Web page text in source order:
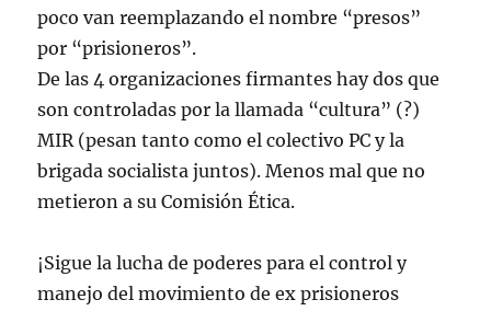
poco van reemplazando el nombre “presos”
por “prisioneros”.
De las 4 organizaciones firmantes hay dos que
son controladas por la llamada “cultura” (?)
MIR (pesan tanto como el colectivo PC y la
brigada socialista juntos). Menos mal que no
metieron a su Comisión Ética.
¡Sigue la lucha de poderes para el control y
manejo del movimiento de ex prisioneros